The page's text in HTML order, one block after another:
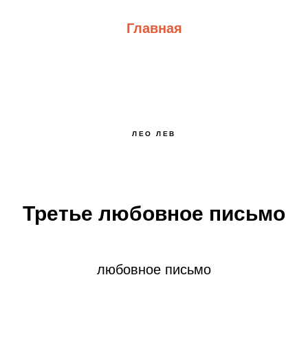
Главная
ЛЕО ЛЕВ
Третье любовное письмо
любовное письмо